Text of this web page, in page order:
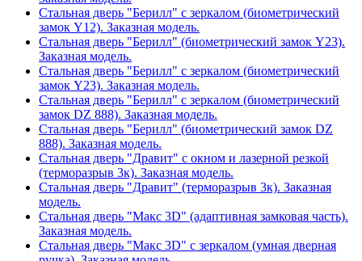
Стальная дверь "Берилл" с зеркалом (биометрический
замок Y12). Заказная модель.
Стальная дверь "Берилл" (биометрический замок Y23).
Заказная модель.
Стальная дверь "Берилл" с зеркалом (биометрический
замок Y23). Заказная модель.
Стальная дверь "Берилл" с зеркалом (биометрический
замок DZ 888). Заказная модель.
Стальная дверь "Берилл" (биометрический замок DZ
888). Заказная модель.
Стальная дверь "Дравит" с окном и лазерной резкой
(терморазрыв 3к). Заказная модель.
Стальная дверь "Дравит" (терморазрыв 3к). Заказная
модель.
Стальная дверь "Макс 3D" (адаптивная замковая часть).
Заказная модель.
Стальная дверь "Макс 3D" с зеркалом (умная дверная